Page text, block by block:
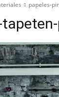
papeles-